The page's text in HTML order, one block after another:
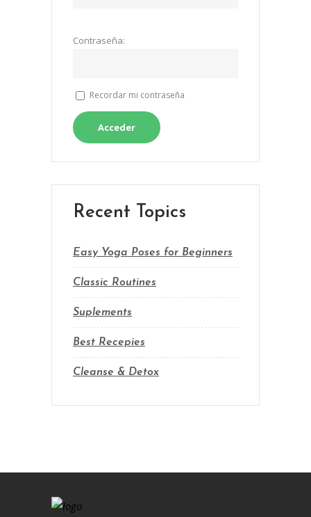
Contraseña:
Recordar mi contraseña
Acceder
Recent Topics
Easy Yoga Poses for Beginners
Classic Routines
Suplements
Best Recepies
Cleanse & Detox